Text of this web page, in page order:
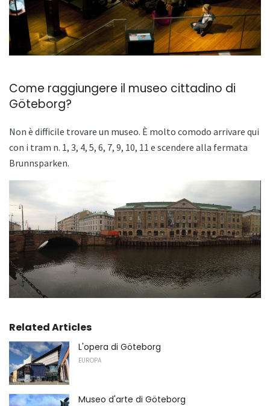
Come raggiungere il museo cittadino di
Göteborg?
Non è difficile trovare un museo. È molto comodo arrivare qui
con i tram n. 1, 3, 4, 5, 6, 7, 9, 10, 11 e scendere alla fermata
Brunnsparken.
Related Articles
L'opera di Göteborg
EUROPA
Museo d'arte di Göteborg